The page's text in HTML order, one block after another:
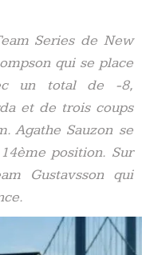
Series de New
qui se place
un total de -8,
et de trois coups
Agathe Sauzon se
position. Sur
Gustavsson qui